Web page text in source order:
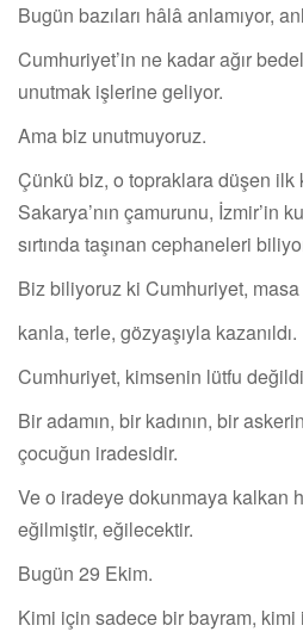
Bugün bazıları hâlâ anlamıyor,
Cumhuriyet’in ne kadar ağır
unutmak işlerine geliyor.
Ama biz unutmuyoruz.
Çünkü biz, o topraklara düşen ilk
Sakarya’nın çamurunu, İzmir’in
sırtında taşınan cephaneleri
Biz biliyoruz ki Cumhuriyet, masa
kanla, terle, gözyaşıyla kazanıldı.
Cumhuriyet, kimsenin lütfu
Bir adamın, bir kadının, bir
çocuğun iradesidir.
Ve o iradeye dokunmaya kalkan
eğilmiştir, eğilecektir.
Bugün 29 Ekim.
Kimi için sadece bir bayram,